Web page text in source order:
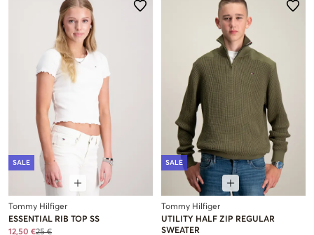
SALE
Tommy Hilfiger
ESSENTIAL RIB TOP SS
12,50 €25 €
SALE
Tommy Hilfiger
UTILITY HALF ZIP REGULAR
SWEATER